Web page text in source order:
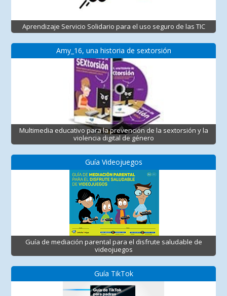
Aprendizaje Servicio Solidario para el uso seguro de las TIC
Amy_16, una historia de sextorsión
Multimedia educativo para la prevención de la sextorsión y la
violencia digital de género
Guía Videojuegos
Guía de mediación parental para el disfrute saludable de
videojuegos
Guía TikTok